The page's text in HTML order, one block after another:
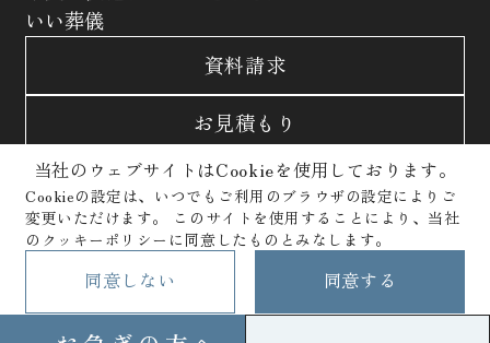
いい葬儀
資料請求
お見積もり
お問合わせ
サイトポリシー
プライバシーポリシー
クッキーポリシー
Copyright © Memolead Corporation. All Rights Reserved.
当社のウェブサイトはCookieを使用しております。
Cookieの設定は、いつでもご利用のブラウザの設定によりご
変更いただけます。
このサイトを使用することにより、当社
のクッキーポリシーに同意したものとみなします。
同意しない 同意する